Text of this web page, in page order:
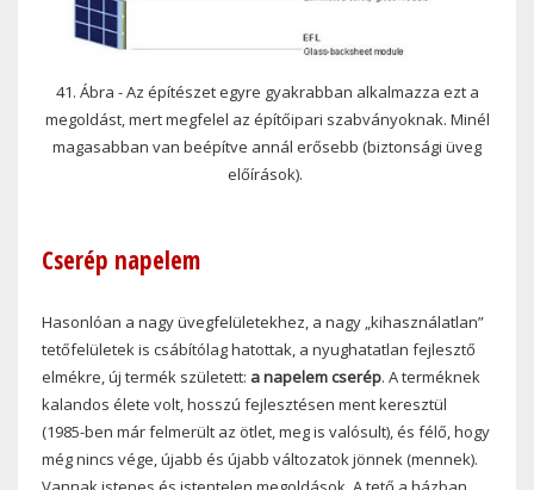
41. Ábra - Az építészet egyre gyakrabban alkalmazza ezt a
megoldást, mert megfelel az építőipari szabványoknak. Minél
magasabban van beépítve annál erősebb (biztonsági üveg
előírások).
Cserép napelem
Hasonlóan a nagy üvegfelületekhez, a nagy „kihasználatlan”
tetőfelületek is csábítólag hatottak, a nyughatatlan fejlesztő
elmékre, új termék született: a napelem cserép. A terméknek
kalandos élete volt, hosszú fejlesztésen ment keresztül
(1985-ben már felmerült az ötlet, meg is valósult), és félő, hogy
még nincs vége, újabb és újabb változatok jönnek (mennek).